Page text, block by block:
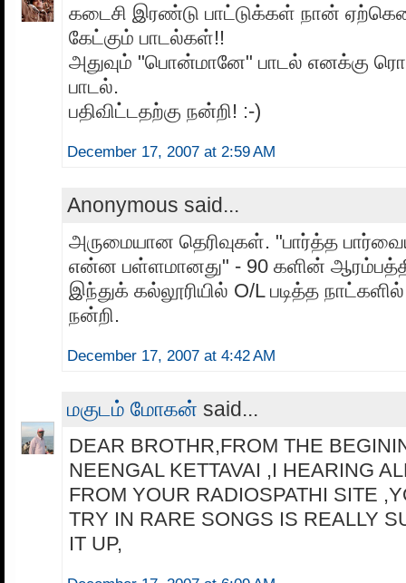
கடைசி இரண்டு பாட்டுக்கள் நான்
கேட்கும் பாடல்கள்!!
அதுவும் "பொன்மானே" பாடல் எனக்கு
பாடல்.
பதிவிட்டதற்கு நன்றி! :-)
December 17, 2007 at 2:59 AM
Anonymous said...
அருமையான தெரிவுகள். "பார்த்த
என்ன பள்ளமானது" - 90 களின்
இந்துக் கல்லூரியில் O/L படித்த
நன்றி.
December 17, 2007 at 4:42 AM
மகுடம் மோகன் said...
DEAR BROTHR,FROM THE
NEENGAL KETTAVAI ,I HEARING
FROM YOUR RADIOSPATHI SITE
TRY IN RARE SONGS IS REALLY
IT UP,